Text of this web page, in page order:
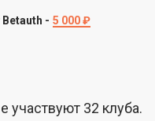
- 5 000 ₽
участвуют 32 клуба.